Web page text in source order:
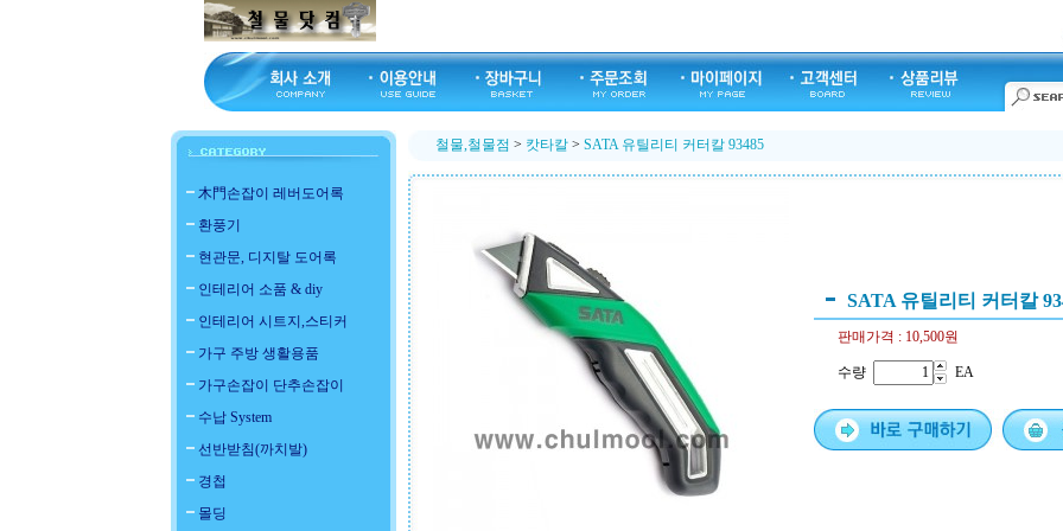
木門손잡이 레버도어록
환풍기
현관문, 디지탈 도어록
인테리어 소품 & diy
인테리어 시트지,스티커
가구 주방 생활용품
가구손잡이 단추손잡이
수납 System
선반받침(까치발)
경첩
몰딩
철물,철물점 > 캇타칼 > SATA 유틸리티 커터칼 93485
SATA 유틸리티 커터칼
판매가격 : 10,500원
수량 EA